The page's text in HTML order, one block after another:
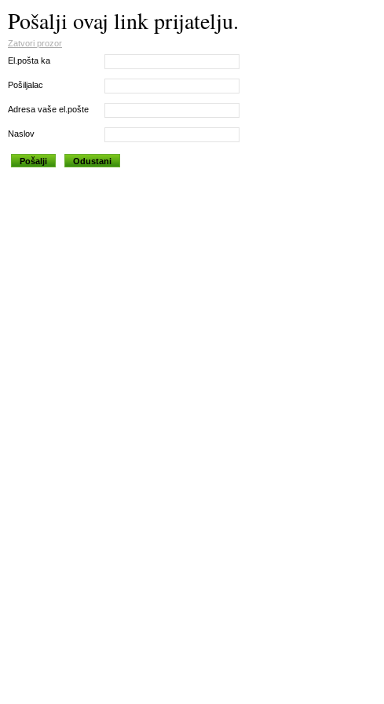
Pošalji ovaj link prijatelju.
Zatvori prozor
El.pošta ka
Pošiljalac
Adresa vaše el.pošte
Naslov
Pošalji Odustani